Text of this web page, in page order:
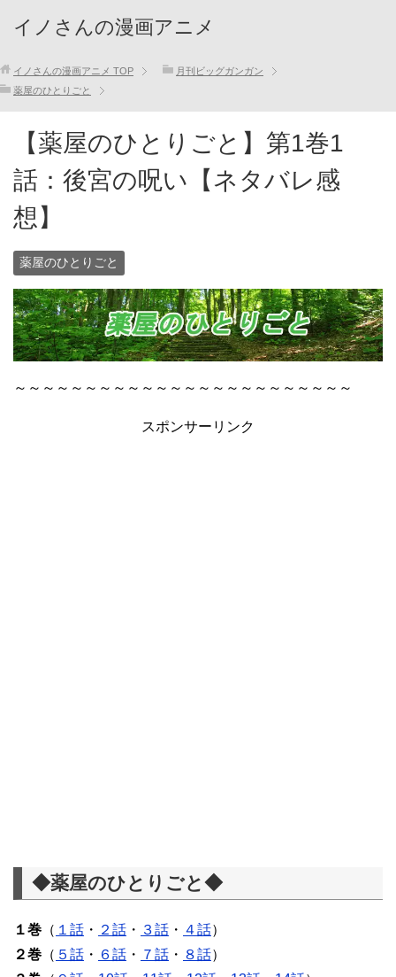
イノさんの漫画アニメ
イノさんの漫画アニメ TOP
月刊ビッグガンガン
薬屋のひとりごと
【薬屋のひとりごと】第1巻1
話：後宮の呪い【ネタバレ感
想】
薬屋のひとりごと
～～～～～～～～～～～～～～～～～～～～～～～～
スポンサーリンク
◆薬屋のひとりごと◆
１巻 （ １話 ・ ２話 ・ ３話 ・ ４話）
２巻 （ ５話 ・ ６話 ・ ７話 ・ ８話）